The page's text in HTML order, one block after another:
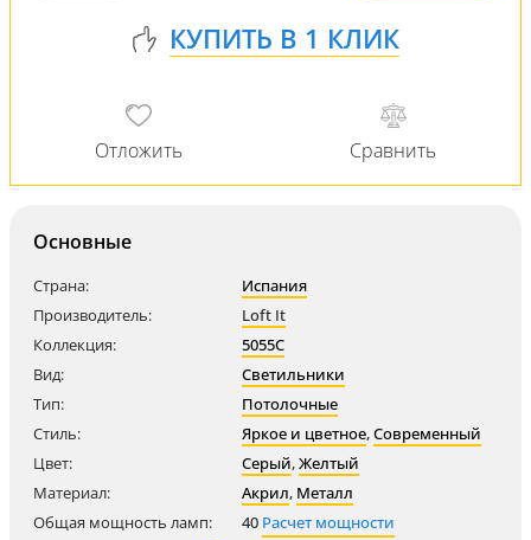
Основные
Страна:
Испания
Производитель:
Loft It
Коллекция:
5055C
Вид:
Светильники
Тип:
Потолочные
Стиль:
Яркое и цветное,Современный
Цвет:
Серый,Желтый
Материал:
Акрил, Металл
Общая мощность ламп:
40 Расчет мощности